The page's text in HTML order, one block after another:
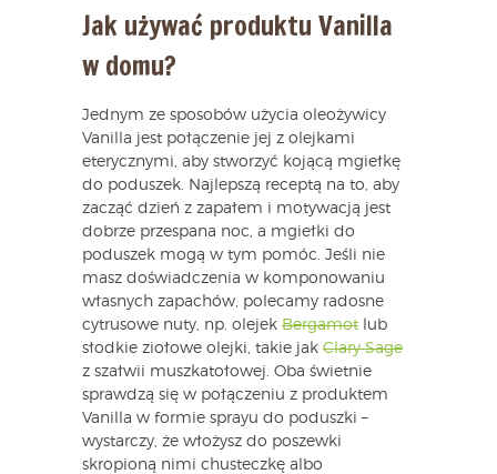
Jak używać produktu Vanilla
w domu?
Jednym ze sposobów użycia oleożywicy
Vanilla jest połączenie jej z olejkami
eterycznymi, aby stworzyć kojącą mgiełkę
do poduszek. Najlepszą receptą na to, aby
zacząć dzień z zapałem i motywacją jest
dobrze przespana noc, a mgiełki do
poduszek mogą w tym pomóc. Jeśli nie
masz doświadczenia w komponowaniu
własnych zapachów, polecamy radosne
cytrusowe nuty, np. olejek Bergamot lub
słodkie ziołowe olejki, takie jak Clary Sage
z szałwii muszkatołowej. Oba świetnie
sprawdzą się w połączeniu z produktem
Vanilla w formie sprayu do poduszki –
wystarczy, że włożysz do poszewki
skropioną nimi chusteczkę albo